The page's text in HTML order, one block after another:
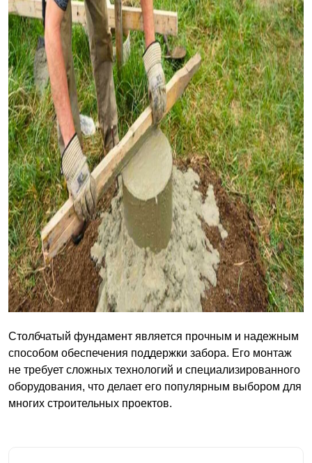
Столбчатый фундамент является прочным и надежным
способом обеспечения поддержки забора. Его монтаж
не требует сложных технологий и специализированного
оборудования, что делает его популярным выбором для
многих строительных проектов.